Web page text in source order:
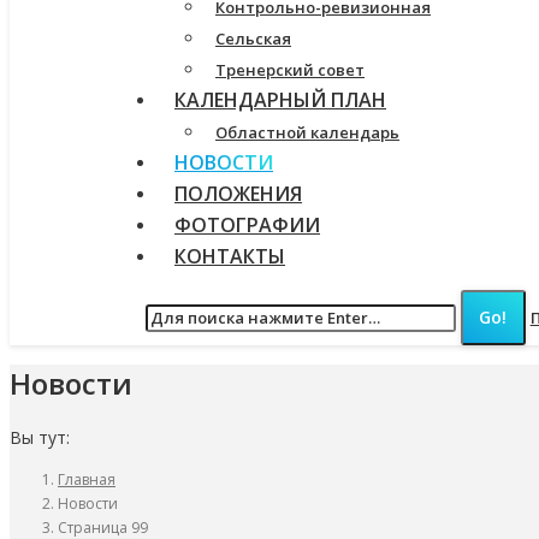
Контрольно-ревизионная
Сельская
Тренерский совет
КАЛЕНДАРНЫЙ ПЛАН
Областной календарь
НОВОСТИ
ПОЛОЖЕНИЯ
ФОТОГРАФИИ
КОНТАКТЫ
Новости
Вы тут:
Главная
Новости
Страница 99